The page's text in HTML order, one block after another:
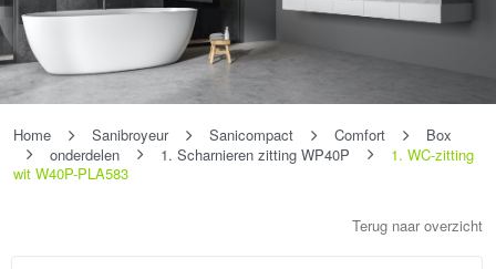
Home Sanibroyeur Sanicompact Comfort
Box
onderdelen
1. Scharnieren zitting WP40P
1. WC-zitting
wit W40P-PLA583
Terug naar overzicht